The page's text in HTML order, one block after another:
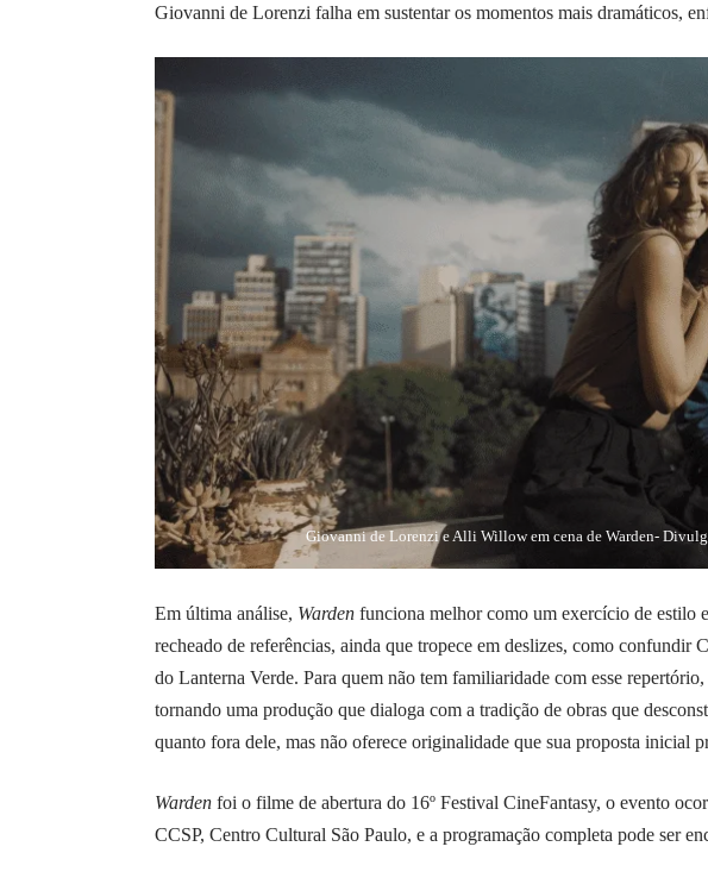
Giovanni de Lorenzi falha em sustentar os momentos mais dramáticos,
Giovanni de Lorenzi e Alli Willow em cena de Warden-
Em última análise, Warden funciona melhor como um exercício de estilo
recheado de referências, ainda que tropece em deslizes, como confundir
do Lanterna Verde. Para quem não tem familiaridade com esse
tornando uma produção que dialoga com a tradição de obras que
quanto fora dele, mas não oferece originalidade que sua proposta inicial
Warden foi o filme de abertura do 16º Festival CineFantasy, o evento
CCSP, Centro Cultural São Paulo, e a programação completa pode ser